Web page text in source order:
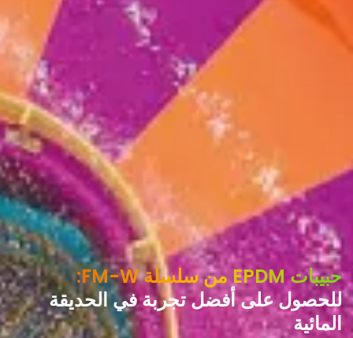
حبيبات EPDM من سلسلة FM-W:
للحصول على أفضل تجربة في الحديقة
المائية